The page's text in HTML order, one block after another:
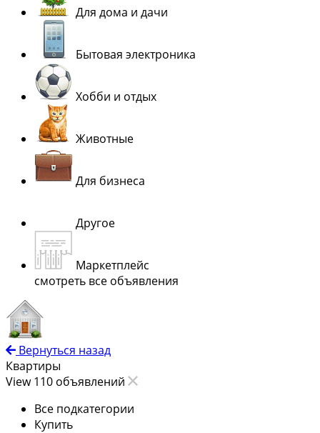
Для дома и дачи
Бытовая электроника
Хобби и отдых
Животные
Для бизнеса
Другое
Маркетплейс
смотреть все объявления
Вернуться назад
Квартиры
View 110 объявлений
Все подкатегории
Купить